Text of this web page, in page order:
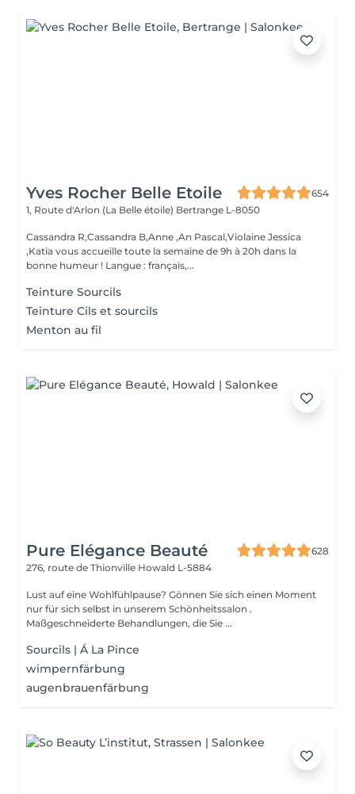
Yves Rocher Belle Etoile
654
1, Route d'Arlon (La Belle étoile) Bertrange L-8050
Cassandra R,Cassandra B,Anne ,An Pascal,Violaine Jessica
,Katia vous accueille toute la semaine de 9h à 20h dans la
bonne humeur ! Langue : français,...
Teinture Sourcils
Teinture Cils et sourcils
Menton au fil
Pure Elégance Beauté
628
276, route de Thionville Howald L-5884
Lust auf eine Wohlfühlpause? Gönnen Sie sich einen Moment
nur für sich selbst in unserem Schönheitssalon .
Maßgeschneiderte Behandlungen, die Sie ...
Sourcils | Á La Pince
wimpernfärbung
augenbrauenfärbung